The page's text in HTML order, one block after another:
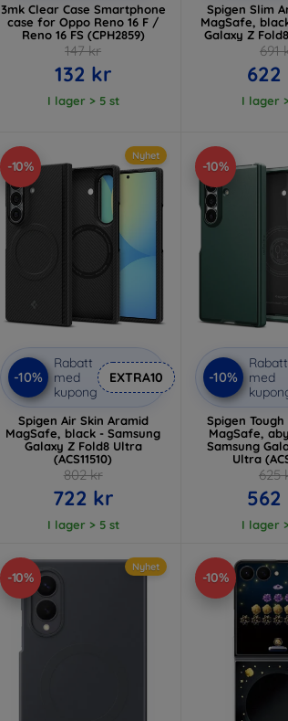
3mk Clear Case Smartphone
case for Oppo Reno 16 F /
Reno 16 FS (CPH2859)
147 kr
132 kr
I lager > 5 st
Spigen Slim
MagSafe,
Galaxy Z Fold8
691
I lager
-10%
Nyhet
-10%
Rabatt
med
kupong
EXTRA10
Spigen Air Skin Aramid
MagSafe, black - Samsung
Galaxy Z Fold8 Ultra
(ACS11510)
802 kr
722 kr
I lager > 5 st
-10%
-10%
Rabatt
med
Spigen
MagSafe,
Samsung
Ultra
625
I lager
-10%
Nyhet
-10%